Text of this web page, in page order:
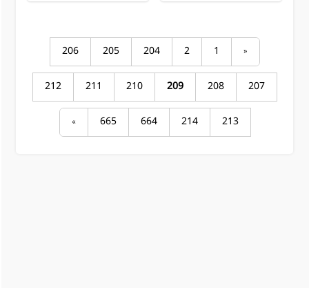
«
1
2
204
205
206
207
208
209
210
211
212
213
214
664
665
»